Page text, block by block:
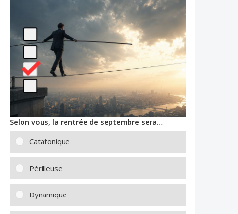
Selon vous, la rentrée de septembre sera…
Catatonique
Périlleuse
Dynamique